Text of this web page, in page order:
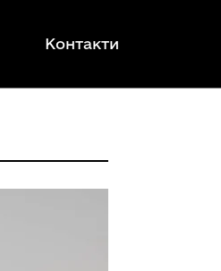
Контакти